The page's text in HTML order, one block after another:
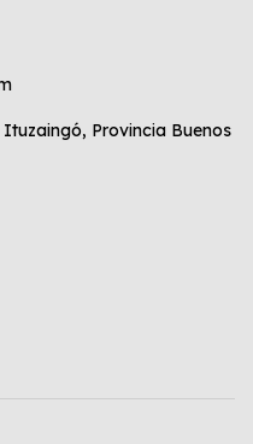
Ituzaingó, Provincia Buenos